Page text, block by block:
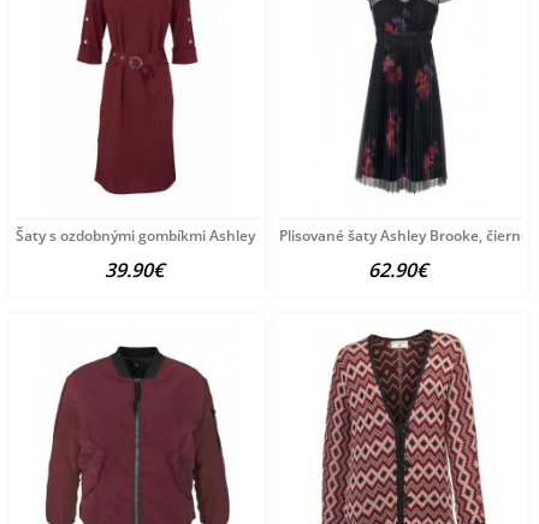
Šaty s ozdobnými gombíkmi Ashley Brooke, bordová
39.90€
Plisované šaty Ashley Brooke, čierno-
62.90€